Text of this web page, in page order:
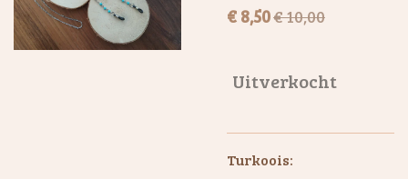
€ 8,50€ 10,00
Uitverkocht
Turkoois: